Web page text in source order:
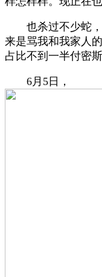
也杀过不少蛇，
来是骂我和我家人
占比不到一半付密
6月5日，